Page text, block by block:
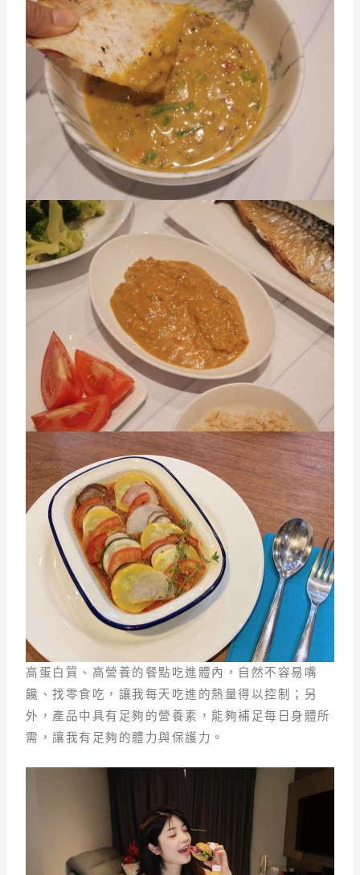
高蛋白質、高營養的餐點吃進體內，自然不容易嘴
饞、找零食吃，讓我每天吃進的熱量得以控制；另
外，產品中具有足夠的營養素，能夠補足每日身體所
需，讓我有足夠的體力與保護力。